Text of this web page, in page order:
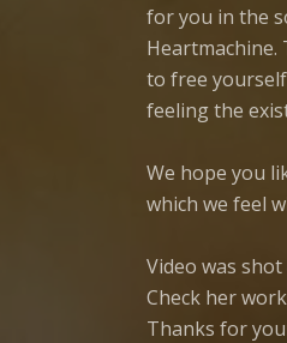
for you in the
Heartmachine.
to free
feeling the
We hope you
which we feel
Video was
Check her
Thanks for